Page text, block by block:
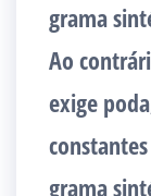
grama
Ao
exige
grama